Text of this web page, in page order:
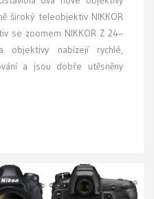
široký teleobjektiv NIKKOR
se zoomem NIKKOR Z 24–
nabízejí rychlé,
a jsou dobře utěsněny